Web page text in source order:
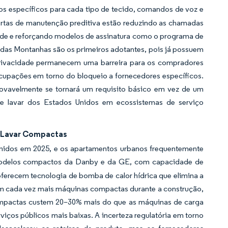
específicos para cada tipo de tecido, comandos de voz e
de manutenção preditiva estão reduzindo as chamadas
e reforçando modelos de assinatura como o programa de
Montanhas são os primeiros adotantes, pois já possuem
permanecem uma barreira para os compradores
em torno do bloqueio a fornecedores específicos.
se tornará um requisito básico em vez de um
dos Estados Unidos em ecossistemas de serviço
Compactas
em 2025, e os apartamentos urbanos frequentemente
compactos da Danby e da GE, com capacidade de
tecnologia de bomba de calor hídrica que elimina a
vez mais máquinas compactas durante a construção,
custem 20–30% mais do que as máquinas de carga
públicos mais baixas. A incerteza regulatória em torno